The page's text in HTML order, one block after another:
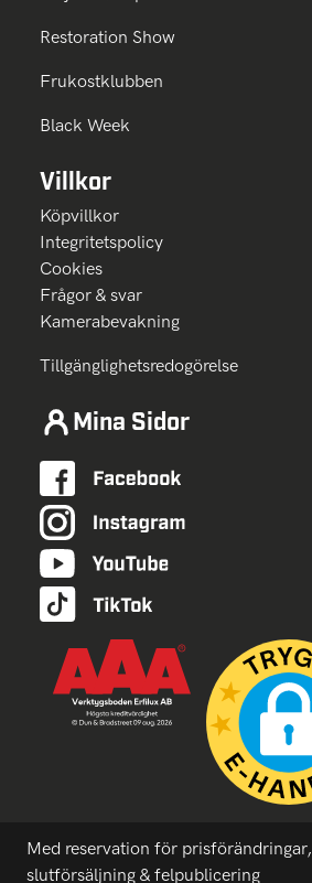
Restoration Show
Frukostklubben
Black Week
Villkor
Köpvillkor
Integritetspolicy
Cookies
Frågor & svar
Kamerabevakning
Tillgänglighetsredogörelse
Mina Sidor
Med reservation för prisförändringar,
slutförsäljning & felpublicering